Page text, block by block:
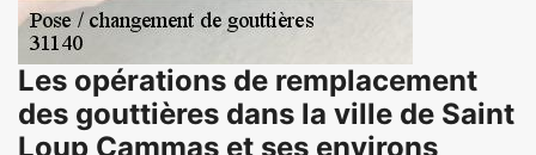
Les opérations de remplacement
des gouttières dans la ville de Saint
Loup Cammas et ses environs